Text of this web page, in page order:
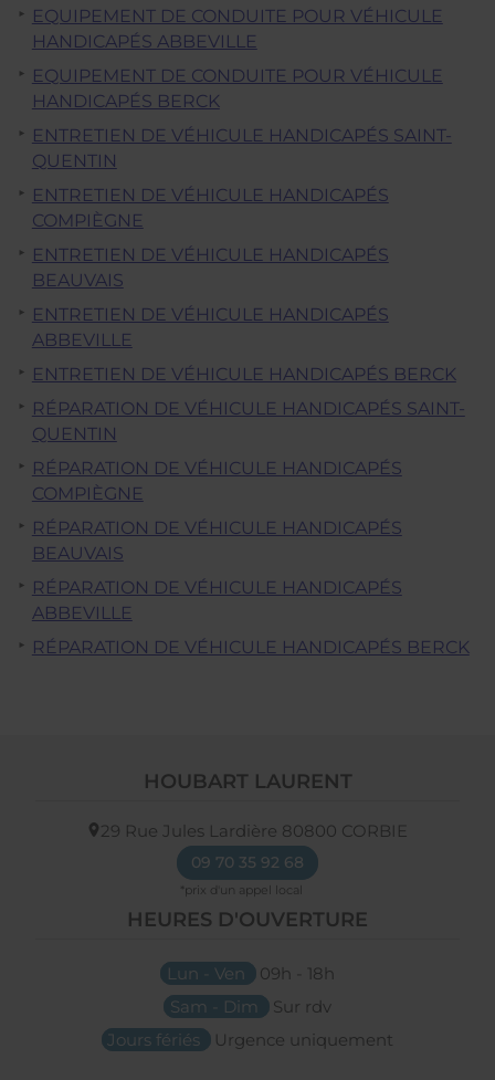
EQUIPEMENT DE CONDUITE POUR VÉHICULE
HANDICAPÉS ABBEVILLE
EQUIPEMENT DE CONDUITE POUR VÉHICULE
HANDICAPÉS BERCK
ENTRETIEN DE VÉHICULE HANDICAPÉS SAINT-
QUENTIN
ENTRETIEN DE VÉHICULE HANDICAPÉS
COMPIÈGNE
ENTRETIEN DE VÉHICULE HANDICAPÉS
BEAUVAIS
ENTRETIEN DE VÉHICULE HANDICAPÉS
ABBEVILLE
ENTRETIEN DE VÉHICULE HANDICAPÉS BERCK
RÉPARATION DE VÉHICULE HANDICAPÉS SAINT-
QUENTIN
RÉPARATION DE VÉHICULE HANDICAPÉS
COMPIÈGNE
RÉPARATION DE VÉHICULE HANDICAPÉS
BEAUVAIS
RÉPARATION DE VÉHICULE HANDICAPÉS
ABBEVILLE
RÉPARATION DE VÉHICULE HANDICAPÉS BERCK
HOUBART LAURENT
29 Rue Jules Lardière 80800 CORBIE
09 70 35 92 68
HEURES D'OUVERTURE
Lun - Ven
09h - 18h
Sam - Dim
Sur rdv
Jours fériés
Urgence uniquement